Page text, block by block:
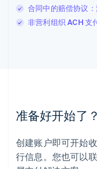
合同中的赔偿协议
非营利组织 ACH 支
准备好开始了？
创建账户即可开始
行信息。您也可以
罗马尼亚
English
挪威
葡萄牙
Português English
日本
日本語English